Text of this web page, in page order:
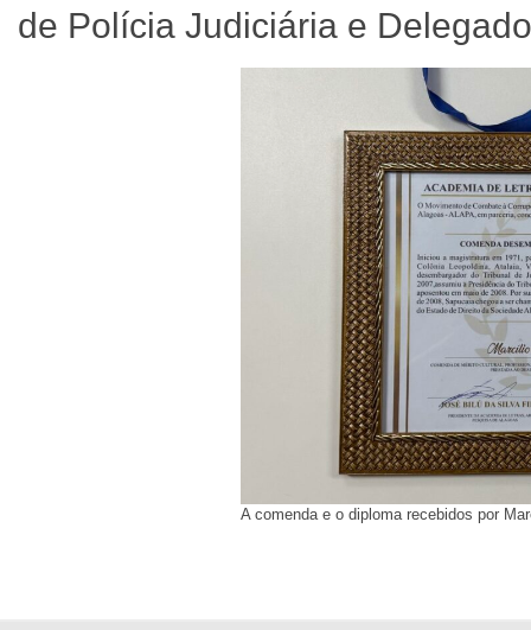
de Polícia Judiciária e
A comenda e o diploma recebidos por